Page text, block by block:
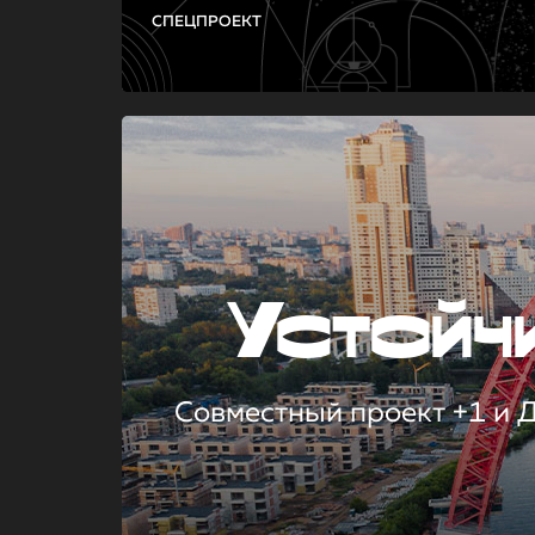
СПЕЦПРОЕКТ
Совместный проект +1 и